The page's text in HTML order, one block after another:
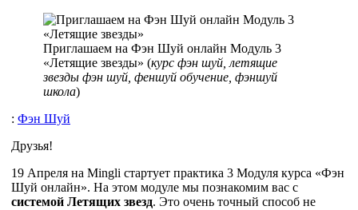
Приглашаем на Фэн Шуй онлайн Модуль 3
«Летящие звезды» (курс фэн шуй, летящие
звезды фэн шуй, феншуй обучение, фэншуй
школа)
: Фэн Шуй
Друзья!
19 Апреля на Mingli стартует практика 3 Модуля курса «Фэн
Шуй онлайн». На этом модуле мы познакомим вас с
системой Летящих звезд. Это очень точный способ не